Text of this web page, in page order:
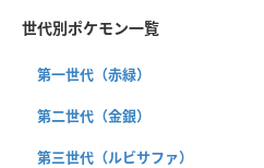
世代別ポケモン一覧
第一世代（赤緑）
第二世代（金銀）
第三世代（ルビサファ）